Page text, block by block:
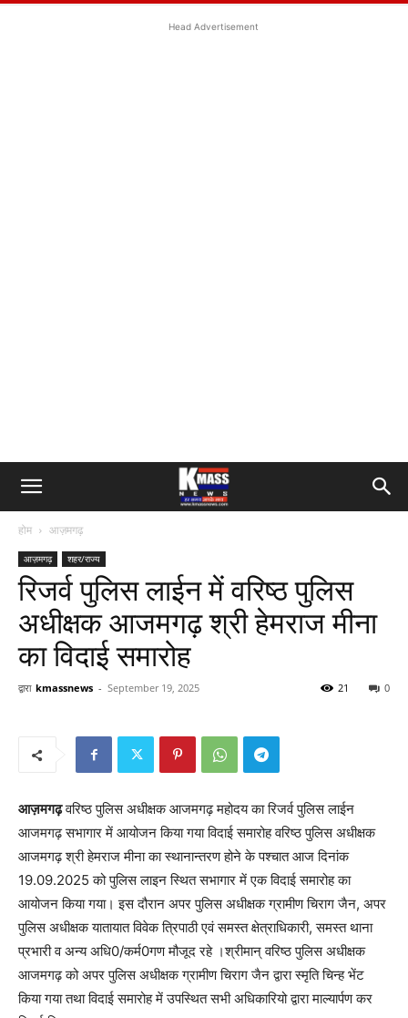
Head Advertisement
होम आज़मगढ़
आज़मगढ़ शहर/राज्य
रिजर्व पुलिस लाईन में वरिष्ठ पुलिस
अधीक्षक आजमगढ़ श्री हेमराज मीना
का विदाई समारोह
द्वारा kmassnews - September 19, 2025 0
21
आज़मगढ़वरिष्ठ पुलिस अधीक्षक आजमगढ़ महोदय का रिजर्व पुलिस लाईन
आजमगढ़ सभागार में आयोजन किया गया विदाई समारोहवरिष्ठ पुलिस अधीक्षक
आजमगढ़ श्री हेमराज मीना का स्थानान्तरण होने के पश्चात आज दिनांक
19.09.2025 को पुलिस लाइन स्थित सभागार में एक विदाई समारोह का
आयोजन किया गया। इस दौरान अपर पुलिस अधीक्षक ग्रामीण चिराग जैन, अपर
पुलिस अधीक्षक यातायात विवेक त्रिपाठी एवं समस्त क्षेत्राधिकारी, समस्त थाना
प्रभारी व अन्य अधि0/कर्म0गण मौजूद रहे ।श्रीमान् वरिष्ठ पुलिस अधीक्षक
आजमगढ़ को अपर पुलिस अधीक्षक ग्रामीण चिराग जैन द्वारा स्मृति चिन्ह भेंट
किया गया तथा विदाई समारोह में उपस्थित सभी अधिकारियो द्वारा माल्यार्पण कर